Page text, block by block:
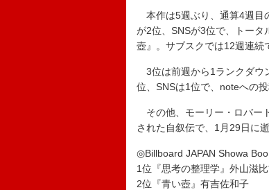
本作は5週ぶり、通算4週目
が2位、SNSが3位で、トー
壺』。サブスクでは12週連続
3位は前週から1ランクダウ
位、SNSは1位で、noteへの
その他、モーリー・ロバー
された自叙伝で、1月29日に
◎Billboard JAPAN Showa
1位『思考の整理学』外山滋
2位『青い壺』有吉佐和子